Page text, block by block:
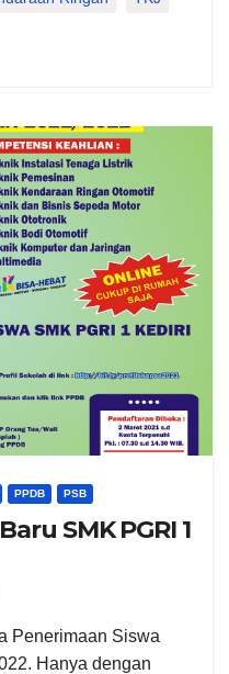
PPDB PSB
SMK PGRI 1
Penerimaan Siswa
Hanya dengan